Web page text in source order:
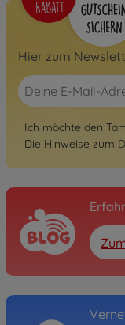
Hier zum
Ich möchte den
Die Hinweise zum